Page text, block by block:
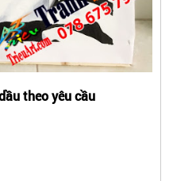
theo yêu cầu